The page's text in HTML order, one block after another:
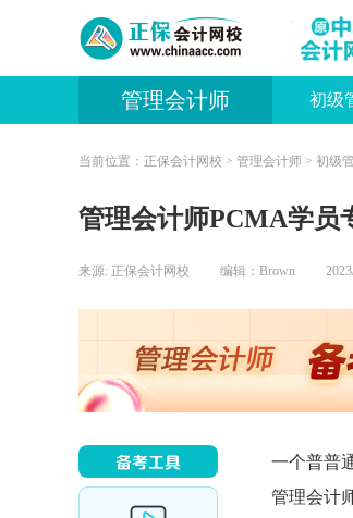
管理会计师 初级
当前位置： 正保会计网校 > 管理会计师 > 初级
管理会计师PCMA学员
来源: 正保会计网校 编辑：Brown
一个普普
管理会计